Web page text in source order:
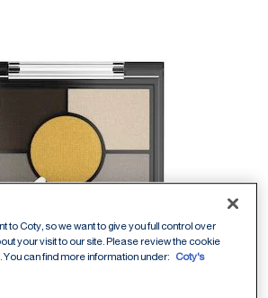
to Coty, so we want to give you full control over
your visit to our site. Please review the cookie
can find more information under:
Coty's